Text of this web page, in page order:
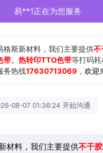
易**1正在为您服务
格斯新材料，我们主要提供不
带、热转印TTO色带等打码
务热线17630713069 ，欢迎
08-07 01:36:24 开始沟通
材料，我们主要提供不干